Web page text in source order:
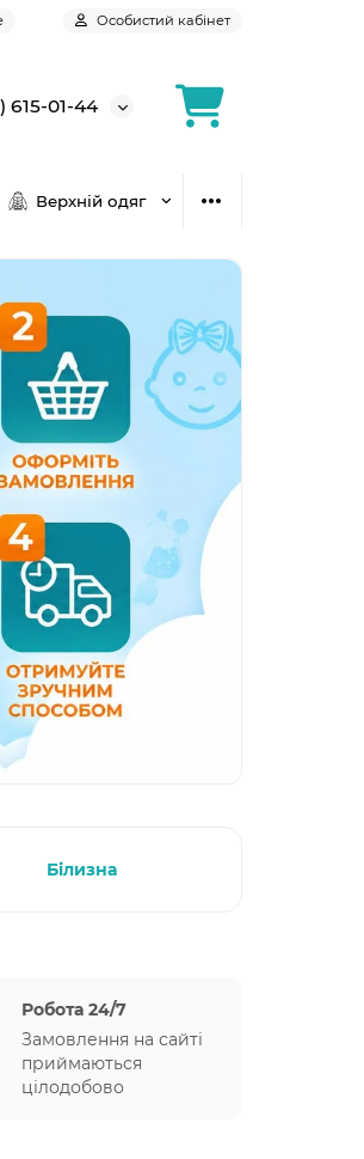
Особистий кабінет
615-01-44
Верхній одяг
Білизна
Робота 24/7
Замовлення на сайті
приймаються
цілодобово